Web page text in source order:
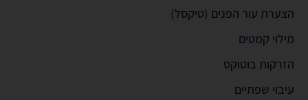
הצערת עור הפנים (טיקסל)
מילוי קמטים
הזרקות בוטוקס
עיבוי שפתיים